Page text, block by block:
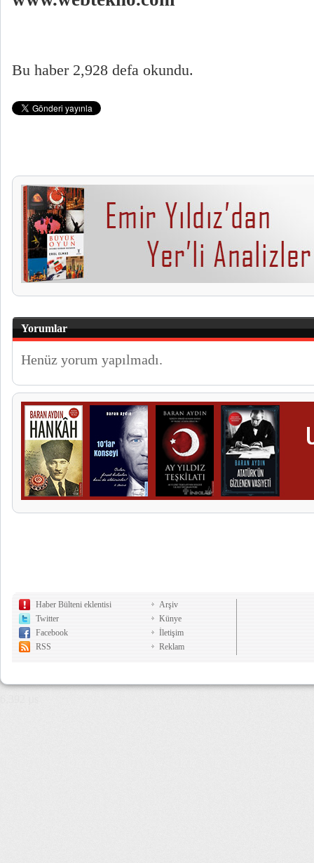
Bu haber 2,928 defa okundu.
Yorumlar
Henüz yorum yapılmadı.
Haber Bülteni eklentisi
Twitter
Facebook
RSS
Arşiv
Künye
İletişim
Reklam